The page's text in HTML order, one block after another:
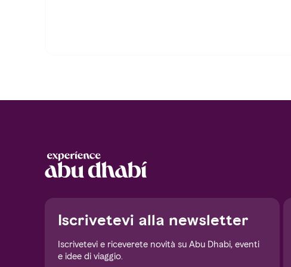
Iscrivetevi alla newsletter
Iscrivetevi e riceverete novità su Abu Dhabi, eventi
e idee di viaggio.